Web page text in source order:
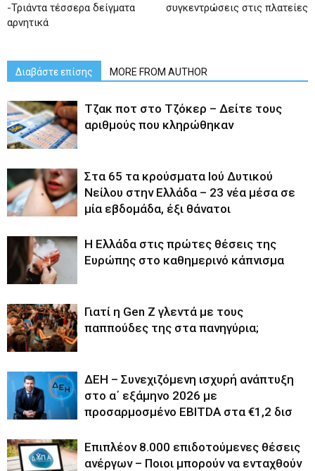
-Τριάντα τέσσερα δείγματα
αρνητικά
συγκεντρώσεις στις πλατείες
Διαβάστε επίσης MORE FROM AUTHOR
Tζακ ποτ στο Τζόκερ – Δείτε τους
αριθμούς που κληρώθηκαν
Στα 65 τα κρούσματα Ιού Δυτικού
Νείλου στην Ελλάδα – 23 νέα μέσα σε
μία εβδομάδα, έξι θάνατοι
Η Ελλάδα στις πρώτες θέσεις της
Ευρώπης στο καθημερινό κάπνισμα
Γιατί η Gen Z γλεντά με τους
παππούδες της στα πανηγύρια;
ΔΕΗ – Συνεχιζόμενη ισχυρή ανάπτυξη
στο α΄ εξάμηνο 2026 με
προσαρμοσμένο EBITDA στα €1,2 δισ
Επιπλέον 8.000 επιδοτούμενες θέσεις
ανέργων – Ποιοι μπορούν να ενταχθούν